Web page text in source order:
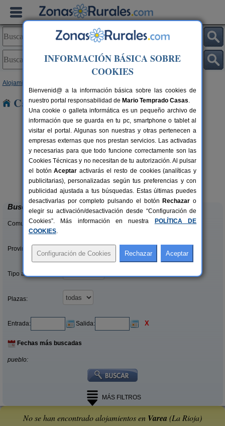
Alojamientos
Casas Rurales cerca de Varea
18+2 pers.
desde35 €
Casa Rural La Viña
Cuzcurrita de Río Tirón (La Rioja)
Buscar
Comunidades:
Provincias/Islas:
Tipo alquiler:
Plazas:
Entrada: Salida: X
Fechas más buscadas
pueblo:
MÁS FILTROS
No se han encontrado alojamientos en Varea (La Rioja)
INFORMACIÓN BÁSICA SOBRE
COOKIES
Bienvenid@ a la información básica sobre las cookies de
nuestro portal responsabilidad de Mario Temprado Casas.
Una cookie o galleta informática es un pequeño archivo de
información que se guarda en tu pc, smartphone o tablet al
visitar el portal. Algunas son nuestras y otras pertenecen a
empresas externas que nos prestan servicios. Las activadas
y necesarias para que todo funcione correctamente son las
Cookies Técnicas y no necesitan de tu autorización. Al pulsar
el botónAceptar activarás el resto de cookies (analíticas y
publicitarias), personalizadas según tus preferencias y con
publicidad ajustada a tus búsquedas. Estas últimas puedes
desactivarlas por completo pulsando el botón Rechazar o
elegir su activación/desactivación desde “Configuración de
Cookies”. Más información en nuestra
POLÍTICA DE
COOKIES.